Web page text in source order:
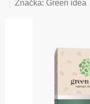
hodnotenie
Značka: Green idea